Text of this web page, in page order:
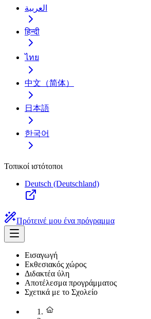
العربية
हिन्दी
ไทย
中文（简体）
日本語
한국어
Τοπικοί ιστότοποι
Deutsch (Deutschland)
Πρότεινέ μου ένα πρόγραμμα
Εισαγωγή
Εκθεσιακός χώρος
Διδακτέα ύλη
Αποτέλεσμα προγράμματος
Σχετικά με το Σχολείο